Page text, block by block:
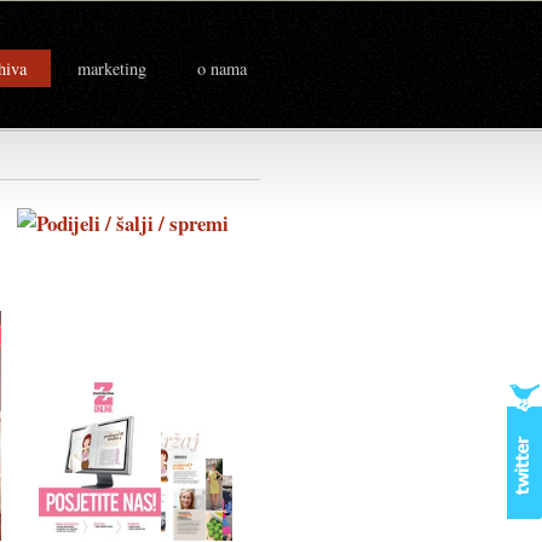
marketing o nama